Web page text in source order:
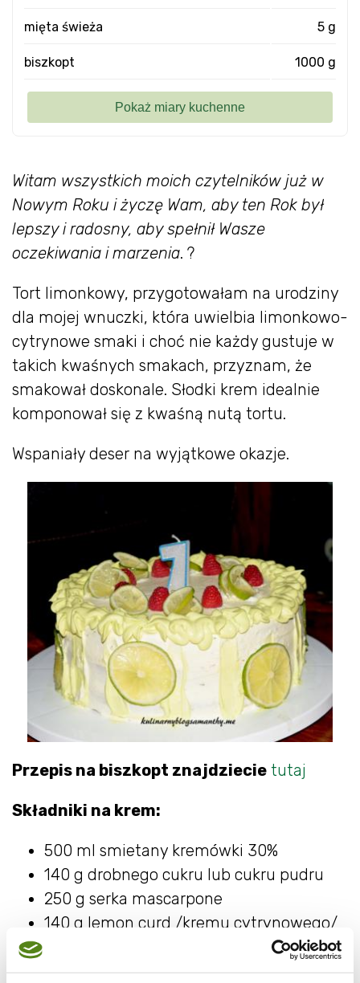
Witam wszystkich moich czytelników już w
Nowym Roku i życzę Wam, aby ten Rok był
lepszy i radosny, aby spełnił Wasze
oczekiwania i marzenia. ?
Tort limonkowy, przygotowałam na urodziny
dla mojej wnuczki, która uwielbia limonkowo-
cytrynowe smaki i choć nie każdy gustuje w
takich kwaśnych smakach, przyznam, że
smakował doskonale. Słodki krem idealnie
komponował się z kwaśną nutą tortu.
Wspaniały deser na wyjątkowe okazje.
Przepis na biszkopt znajdziecie tutaj
Składniki na krem:
500 ml smietany kremówki 30%
140 g drobnego cukru lub cukru pudru
250 g serka mascarpone
140 g lemon curd /kremu cytrynowego/
2-3 krople naturalnego barwnika
mięta świeża 5 g
biszkopt 1000 g